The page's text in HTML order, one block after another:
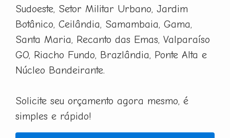
Sudoeste, Setor Militar Urbano, Jardim
Botânico, Ceilândia, Samambaia, Gama,
Santa Maria, Recanto das Emas, Valparaíso
GO, Riacho Fundo, Brazlândia, Ponte Alta e
Núcleo Bandeirante.
Solicite seu orçamento agora mesmo, é
simples e rápido!